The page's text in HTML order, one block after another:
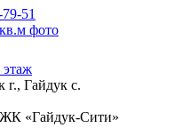
51
этаж
г., Гайдук с.
ЖК «Гайдук-Cити»